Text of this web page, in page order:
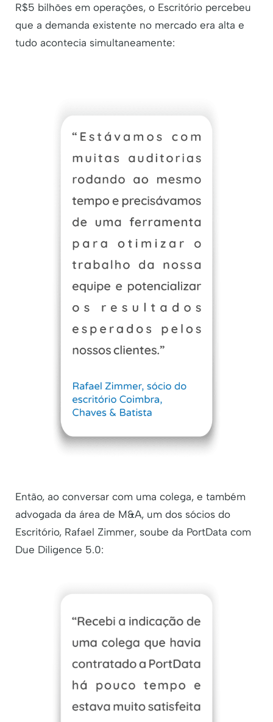
R$5 bilhões em operações, o Escritório percebeu
que a demanda existente no mercado era alta e
tudo acontecia simultaneamente:
Então, ao conversar com uma colega, e também
advogada da área de M&A, um dos sócios do
Escritório, Rafael Zimmer, soube da PortData com
Due Diligence 5.0: